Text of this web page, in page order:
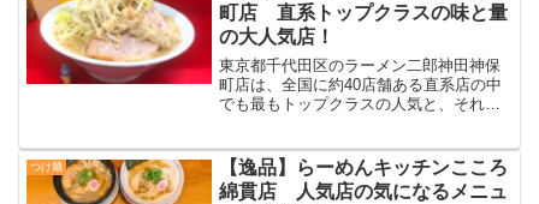
町店 直系トップクラスの味と量
の大人気店！
東京都千代田区のラーメン二郎神田神保
町店は、全国に約40店舗ある直系店の中
でも最もトップクラスの人気と、それに
あり、多くのジロリアンを虜にしていま
す☆
つけ麺
【逸品】らーめんキッチンこころ
綿貫店 人気店の気になるメニュ